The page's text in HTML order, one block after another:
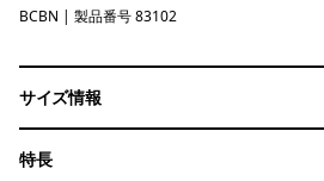
Bobcat Brown
BCBN | 製品番号 83102
サイズ情報
特長